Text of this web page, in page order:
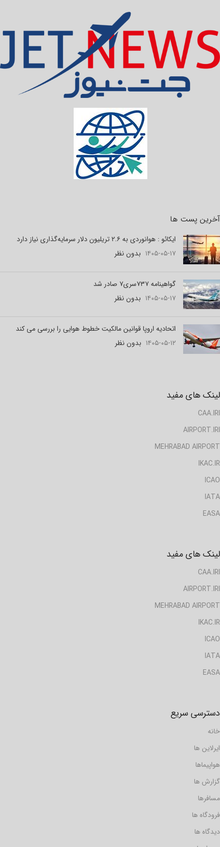
آخرین پست ها
ایکائو : هوانوردی به ۲.۶ تریلیون دلار سرمایه‌گذاری نیاز دارد
۱۴۰۵-۰۵-۱۷ بدون نظر
گواهینامه ۷۳۷سری۷ صادر شد
۱۴۰۵-۰۵-۱۷ بدون نظر
اتحادیه اروپا قوانین مالکیت خطوط هوایی را بررسی می کند
۱۴۰۵-۰۵-۱۲ بدون نظر
لینک های مفید
CAA.IRI
AIRPORT.IRI
MEHRABAD AIRPORT
IKAC.IR
ICAO
IATA
EASA
لینک های مفید
CAA.IRI
AIRPORT.IRI
MEHRABAD AIRPORT
IKAC.IR
ICAO
IATA
EASA
دسترسی سریع
خانه
ایرلاین ها
هواپیماها
گزارش ها
مسافرها
فرودگاه ها
دیدگاه ها